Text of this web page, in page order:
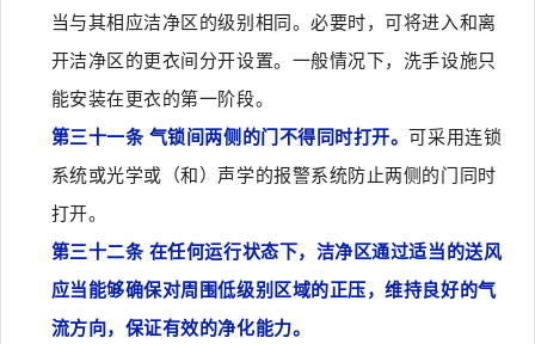
当与其相应洁净区的级别相同。必要时，可将进入和离
开洁净区的更衣间分开设置。一般情况下，洗手设施只
能安装在更衣的第一阶段。
第三十一条 气锁间两侧的门不得同时打开。可采用连锁
系统或光学或（和）声学的报警系统防止两侧的门同时
打开。
第三十二条 在任何运行状态下，洁净区通过适当的送风
应当能够确保对周围低级别区域的正压，维持良好的气
流方向，保证有效的净化能力。